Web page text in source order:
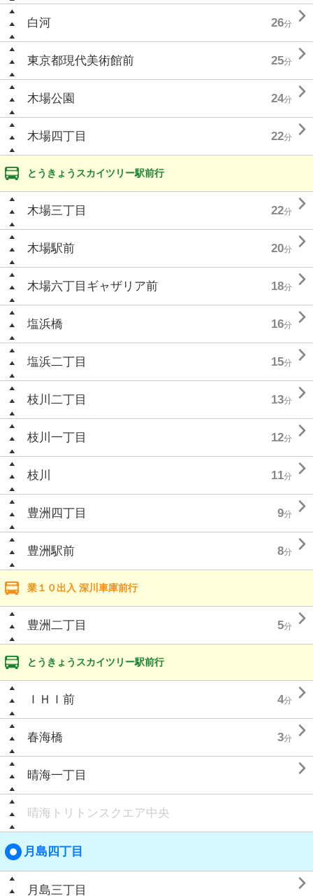
白河 26分 
東京都現代美術館前 25分 
木場公園 24分 
木場四丁目 22分 
とうきょうスカイツリー駅前行
木場三丁目 22分 
木場駅前 20分 
木場六丁目ギャザリア前 18分 
塩浜橋 16分 
塩浜二丁目 15分 
枝川二丁目 13分 
枝川一丁目 12分 
枝川 11分 
豊洲四丁目 9分 
豊洲駅前 8分 
業１０出入 深川車庫前行
豊洲二丁目 5分 
とうきょうスカイツリー駅前行
ＩＨＩ前 4分 
春海橋 3分 
晴海一丁目 
晴海トリトンスクエア中央
月島四丁目
月島三丁目 